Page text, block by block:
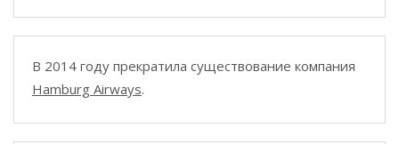
В 2014 году прекратила существование компания
Hamburg Airways.